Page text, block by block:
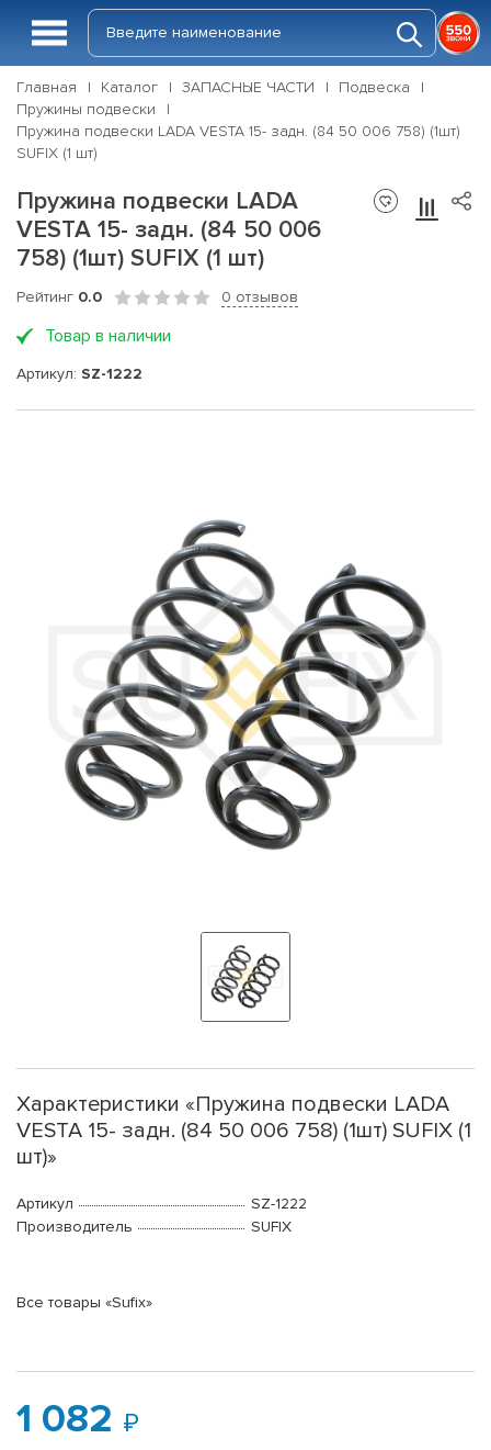
Главная Каталог ЗАПАСНЫЕ ЧАСТИ
Подвеска
Пружины подвески
Пружина подвески LADA VESTA 15- задн. (84 50 006 758) (1шт)
SUFIX (1 шт)
Пружина подвески LADA
VESTA 15- задн. (84 50 006
758) (1шт) SUFIX (1 шт)
Рейтинг 0.0 0 отзывов
Товар в наличии
Артикул: SZ-1222
Характеристики «Пружина подвески LADA
VESTA 15- задн. (84 50 006 758) (1шт) SUFIX (1
шт)»
Артикул
SZ-1222
Производитель
SUFIX
Все товары «Sufix»
1 082